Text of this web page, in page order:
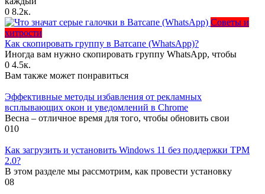
0 8.2к.
Советы и
хитрости
Как скопировать группу в Ватсапе (WhatsApp)?
Иногда вам нужно скопировать группу WhatsApp, чтобы
0 4.5к.
Вам также может понравиться
Эффективные методы избавления от рекламных
всплывающих окон и уведомлений в Chrome
Весна – отличное время для того, чтобы обновить свои
010
Как загрузить и установить Windows 11 без поддержки TPM
2.0?
В этом разделе мы рассмотрим, как провести установку
08